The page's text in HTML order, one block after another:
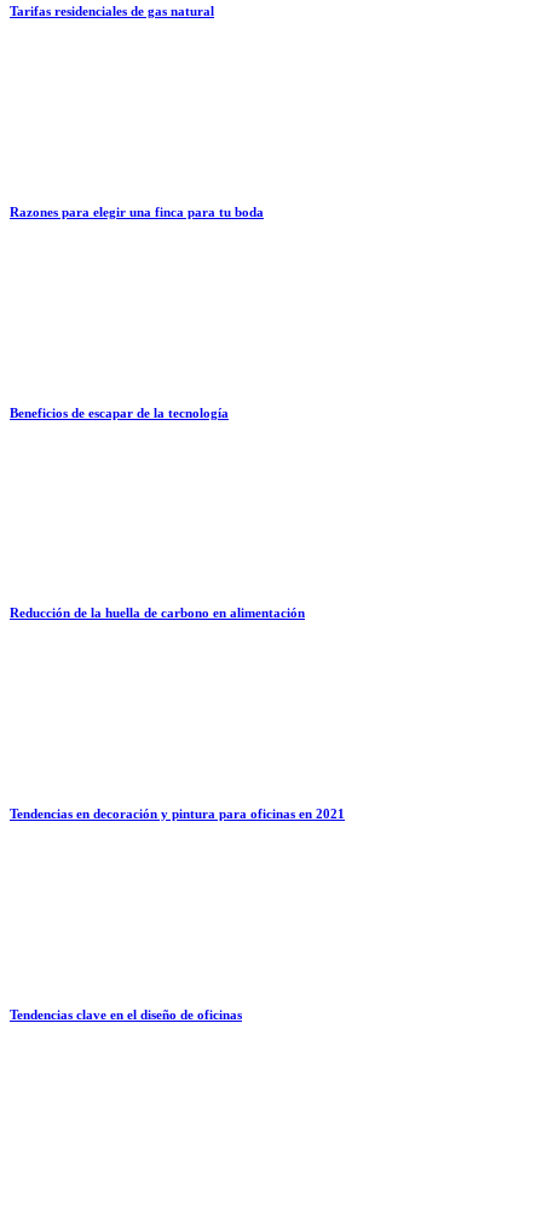
Tarifas residenciales de gas natural
Razones para elegir una finca para tu boda
Beneficios de escapar de la tecnología
Reducción de la huella de carbono en alimentación
Tendencias en decoración y pintura para oficinas en 2021
Tendencias clave en el diseño de oficinas